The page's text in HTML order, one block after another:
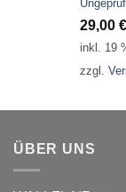
mit 5.00
5
29,00 €
inkl. 19
zzgl.
ÜBER UNS